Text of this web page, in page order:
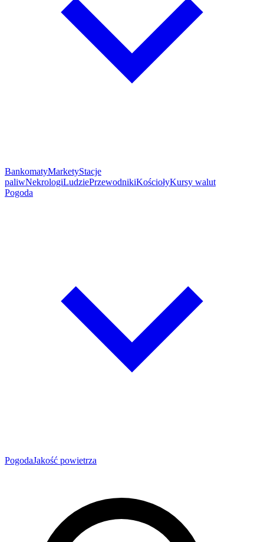
BankomatyMarketyStacje
paliwNekrologiLudziePrzewodnikiKościołyKursy walut
Pogoda
PogodaJakość powietrza